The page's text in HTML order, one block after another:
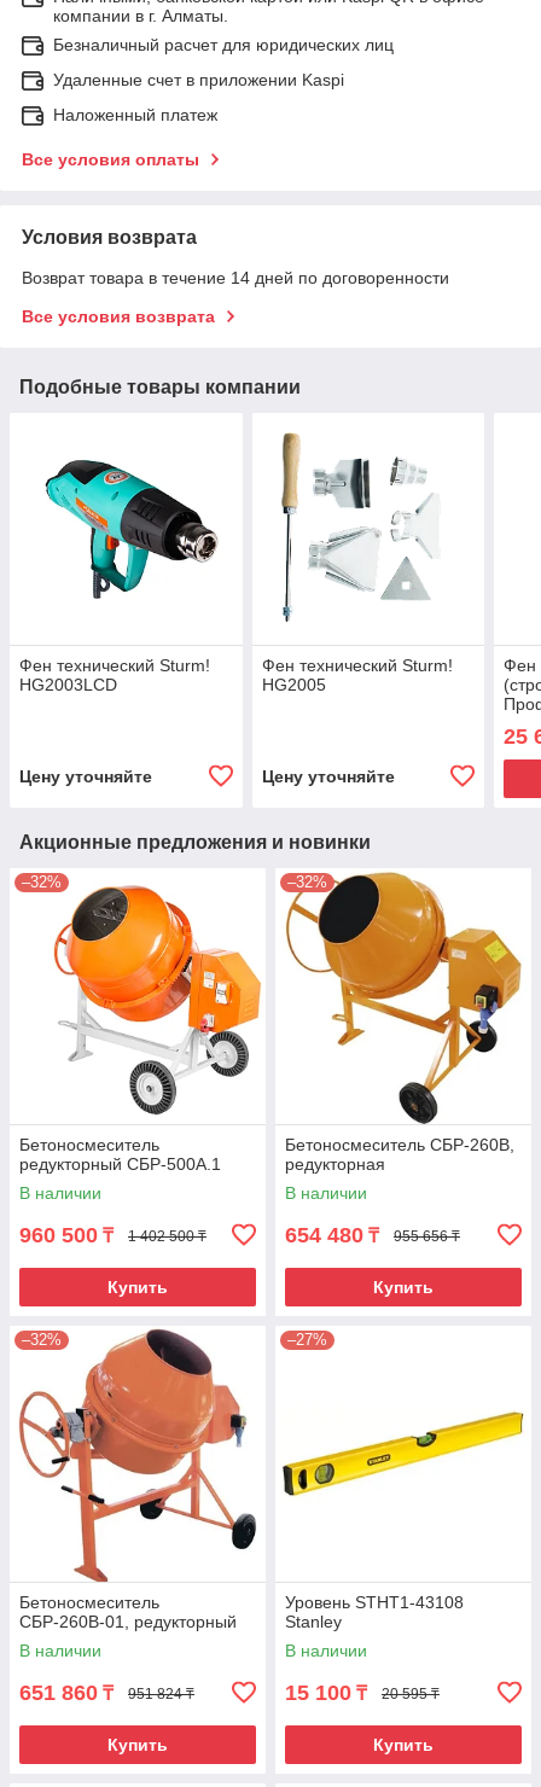
компании в г. Алматы.
Безналичный расчет для юридических лиц
Удаленные счет в приложении Kaspi
Наложенный платеж
Все условия оплаты
Условия возврата
Возврат товара в течение 14 дней по договоренности
Все условия возврата
Подобные товары компании
Фен технический Sturm!
HG2003LCD
Цену уточняйте
Фен технический Sturm!
HG2005
Цену уточняйте
Фен
25
Акционные предложения и новинки
–32%
Бетоносмеситель
редукторный СБР-500А.1
В наличии
960 500 ₸ 1 402 500 ₸
Купить
–32%
Бетоносмеситель СБР-260В,
редукторная
В наличии
654 480 ₸ 955 656 ₸
Купить
–32%
Бетоносмеситель
СБР-260В-01, редукторный
В наличии
651 860 ₸ 951 824 ₸
Купить
–27%
Уровень STHT1-43108
Stanley
В наличии
15 100 ₸ 20 595 ₸
Купить